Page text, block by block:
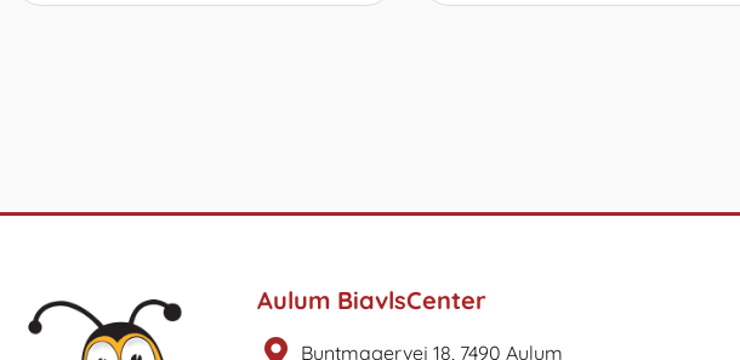
Aulum BiavlsCenter
Buntmagervej 18, 7490 Aulum